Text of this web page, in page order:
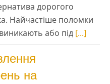
дорогого
Найчастіше поломки
або під [...]
на